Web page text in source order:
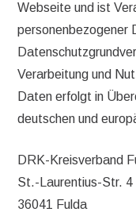
Webseite und ist
personenbezogener
Verarbeitung und
Daten erfolgt in
deutschen und
DRK-Kreisverband
St.-Laurentius-Str. 4
36041 Fulda